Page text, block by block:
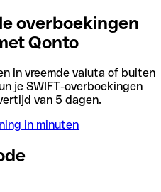
overboekingen
Qonto
in vreemde valuta of buiten
je SWIFT-overboekingen
van 5 dagen.
in minuten